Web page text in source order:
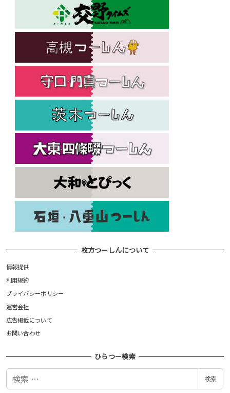
枚方つーしんについて
情報提供
利用規約
プライバシーポリシー
運営会社
広告掲載について
お問い合わせ
ひらつー検索
検
検索